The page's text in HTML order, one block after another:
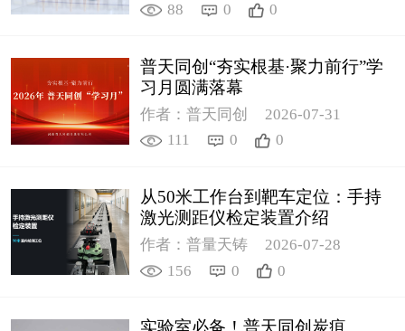
88
0 0
普天同创“夯实根基·聚力前行”学
习月圆满落幕
作者：普天同创
2026-07-31
111
0 0
从50米工作台到靶车定位：手持
激光测距仪检定装置介绍
作者：普量天铸
2026-07-28
156
0 0